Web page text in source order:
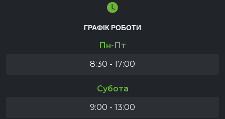
ГРАФІК РОБОТИ
Пн-Пт
8:30 - 17:00
Субота
9:00 - 13:00